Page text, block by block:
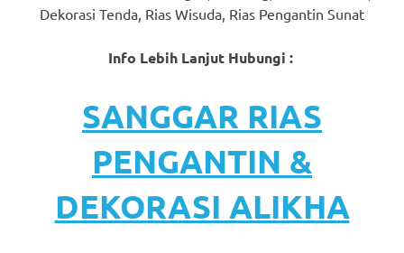
Dekorasi Tenda, Rias Wisuda, Rias Pengantin Sunat
Info Lebih Lanjut Hubungi :
SANGGAR RIAS
PENGANTIN &
DEKORASI ALIKHA